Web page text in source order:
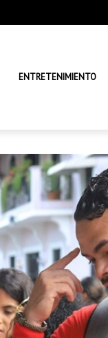
ENTRETENIMIENTO